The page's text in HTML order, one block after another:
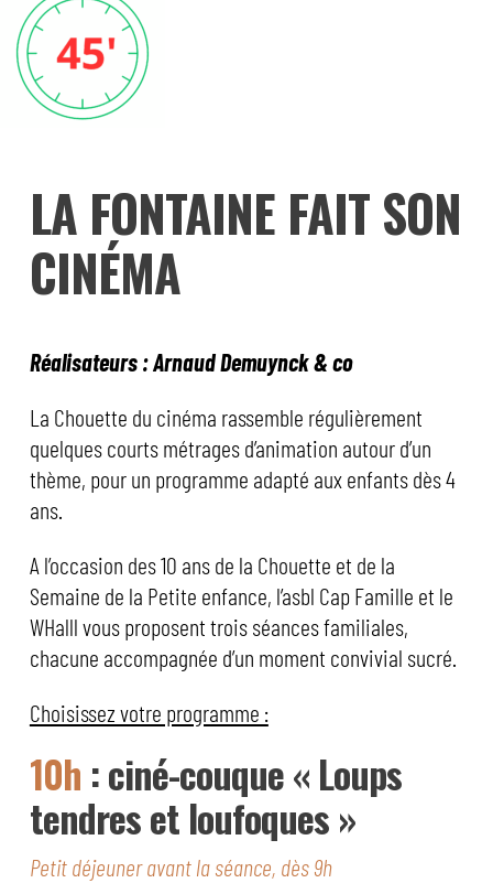
LA FONTAINE FAIT SON
CINÉMA
Réalisateurs : Arnaud Demuynck & co
La Chouette du cinéma rassemble régulièrement
quelques courts métrages d’animation autour d’un
thème, pour un programme adapté aux enfants dès 4
ans.
A l’occasion des 10 ans de la Chouette et de la
Semaine de la Petite enfance, l’asbl Cap Famille et le
WHalll vous proposent trois séances familiales,
chacune accompagnée d’un moment convivial sucré.
Choisissez votre programme :
10h : ciné-couque « Loups
tendres et loufoques »
Petit déjeuner avant la séance, dès 9h